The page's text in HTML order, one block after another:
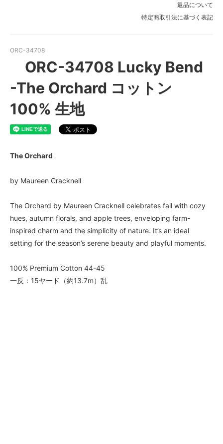
返品について
特定商取引法に基づく表記
ORC-34708
ORC-34708 Lucky Bend
-The Orchard コットン
100% 生地
The Orchard
by Maureen Cracknell
The Orchard by Maureen Cracknell celebrates fall with cozy
hues, autumn florals, and apple trees, enveloping farm-
inspired charm and the simplicity of nature. It’s an ideal
setting for the season’s serene beauty and playful moments.
100% Premium Cotton 44-45
一反：15ヤード（約13.7m）乱